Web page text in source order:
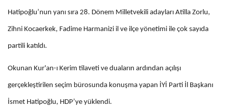
Hatipoğlu’nun yanı sıra 28. Dönem Milletvekili adayları Atilla Zorlu,
Zihni Kocaerkek, Fadime Harmanizi il ve ilçe yönetimi ile çok sayıda
partili katıldı.
Okunan Kur'an-ı Kerim tilaveti ve duaların ardından açılışı
gerçekleştirilen seçim bürosunda konuşma yapan İYİ Parti İl Başkanı
İsmet Hatipoğlu, HDP’ye yüklendi.